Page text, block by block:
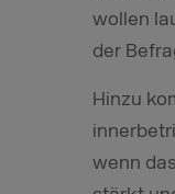
wollen
der
Hinzu
wenn